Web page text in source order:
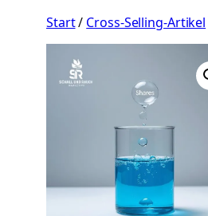
Start/ Cross-Selling-Artikel